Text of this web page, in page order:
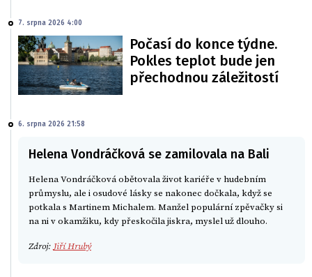
7. srpna 2026 4:00
Počasí do konce týdne.
Pokles teplot bude jen
přechodnou záležitostí
6. srpna 2026 21:58
Helena Vondráčková se zamilovala na Bali
Helena Vondráčková obětovala život kariéře v hudebním
průmyslu, ale i osudové lásky se nakonec dočkala, když se
potkala s Martinem Michalem. Manžel populární zpěvačky si
na ni v okamžiku, kdy přeskočila jiskra, myslel už dlouho.
Zdroj: Jiří Hrubý